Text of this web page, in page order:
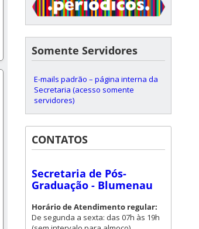
Somente Servidores
E-mails padrão – página interna da
Secretaria (acesso somente
servidores)
CONTATOS
Secretaria de Pós-
Graduação - Blumenau
Horário de Atendimento regular:
De segunda a sexta: das 07h às 19h